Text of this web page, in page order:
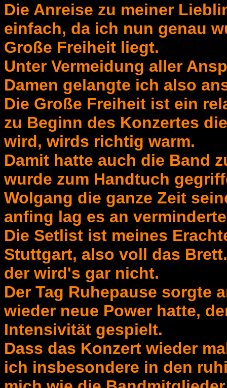
Die Anreise zu meiner
einfach, da ich nun genau
Große Freiheit liegt.
Unter Vermeidung aller
Damen gelangte ich also
Die Große Freiheit ist ein
zu Beginn des Konzertes
wird, wirds richtig warm.
Damit hatte auch die Band
wurde zum Handtuch
Wolgang die ganze Zeit
anfing lag es an
Die Setlist ist meines
Stuttgart, also voll das
der wird's gar nicht.
Der Tag Ruhepause sorgte
wieder neue Power hatte,
Intensivität gespielt.
Dass das Konzert wieder
ich insbesondere in den